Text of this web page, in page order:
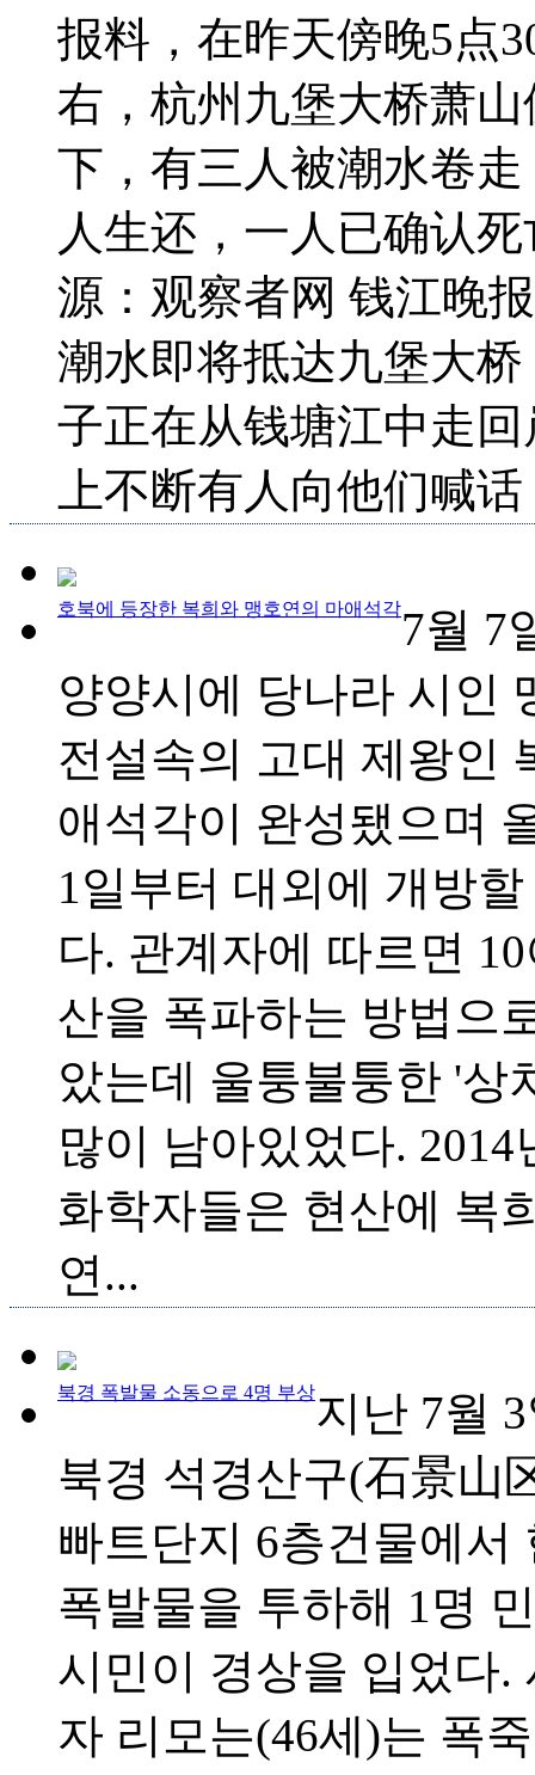
报料，在昨天傍晚5点
右，杭州九堡大桥萧
下，有三人被潮水卷
人生还，一人已确认
源：观察者网 钱江晚
潮水即将抵达九堡大桥
子正在从钱塘江中走
上不断有人向他们喊
호북에 등장한 복희와 맹호연의 마애석각7월 7
양양시에 당나라 시인
전설속의 고대 제왕인
애석각이 완성됐으며
1일부터 대외에 개방
다. 관계자에 따르면
산을 폭파하는 방법으
았는데 울퉁불퉁한 '상
많이 남아있었다. 2014
화학자들은 현산에 복
연...
북경 폭발물 소동으로 4명 부상지난 7월
북경 석경산구(石景山
빠트단지 6층건물에서
폭발물을 투하해 1명
시민이 경상을 입었다.
자 리모는(46세)는 폭